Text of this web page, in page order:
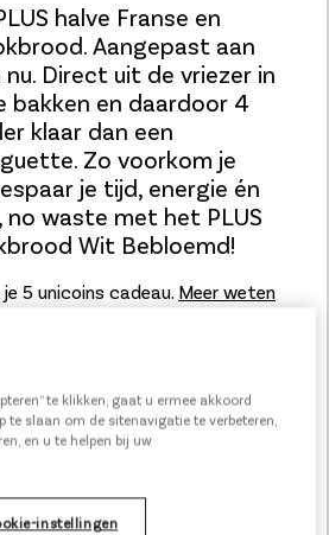
halve Franse en
Aangepast aan
Direct uit de vriezer in
bakken en daardoor 4
klaar dan een
Zo voorkom je
je tijd, energie én
no waste met het PLUS
Wit Bebloemd!
5 unicoins cadeau. Meer weten
te klikken, gaat u ermee akkoord
te slaan om de sitenavigatie te verbeteren,
en u te helpen bij uw
instellingen